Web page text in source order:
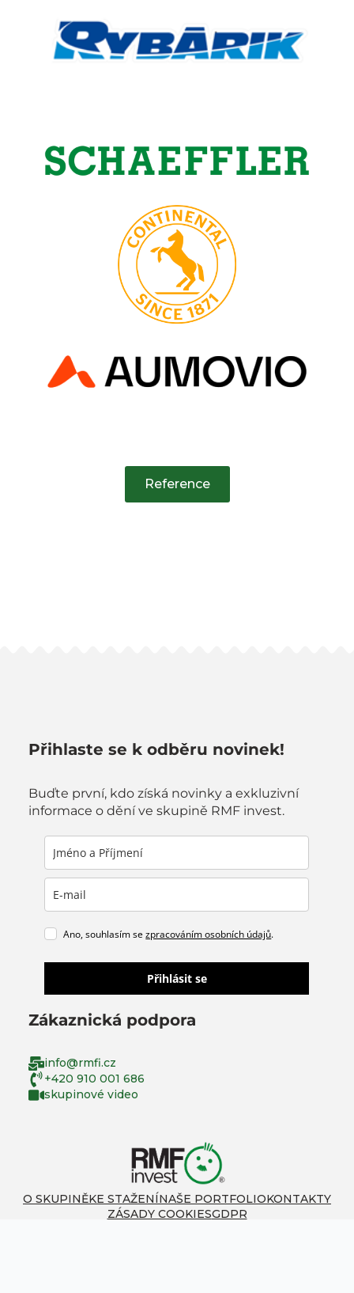
Reference
Přihlaste se k odběru novinek!
Buďte první, kdo získá novinky a exkluzivní
informace o dění ve skupině RMF invest.
Ano, souhlasím sezpracováním osobních údajů.
Přihlásit se
Zákaznická podpora
info@rmfi.cz
+420 910 001 686
skupinové video
O SKUPINĚKE STAŽENÍNAŠE PORTFOLIOKONTAKTY
ZÁSADY COOKIESGDPR